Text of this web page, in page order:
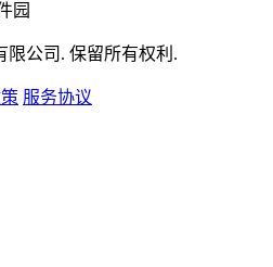
园
限公司. 保留所有权利.
服务协议